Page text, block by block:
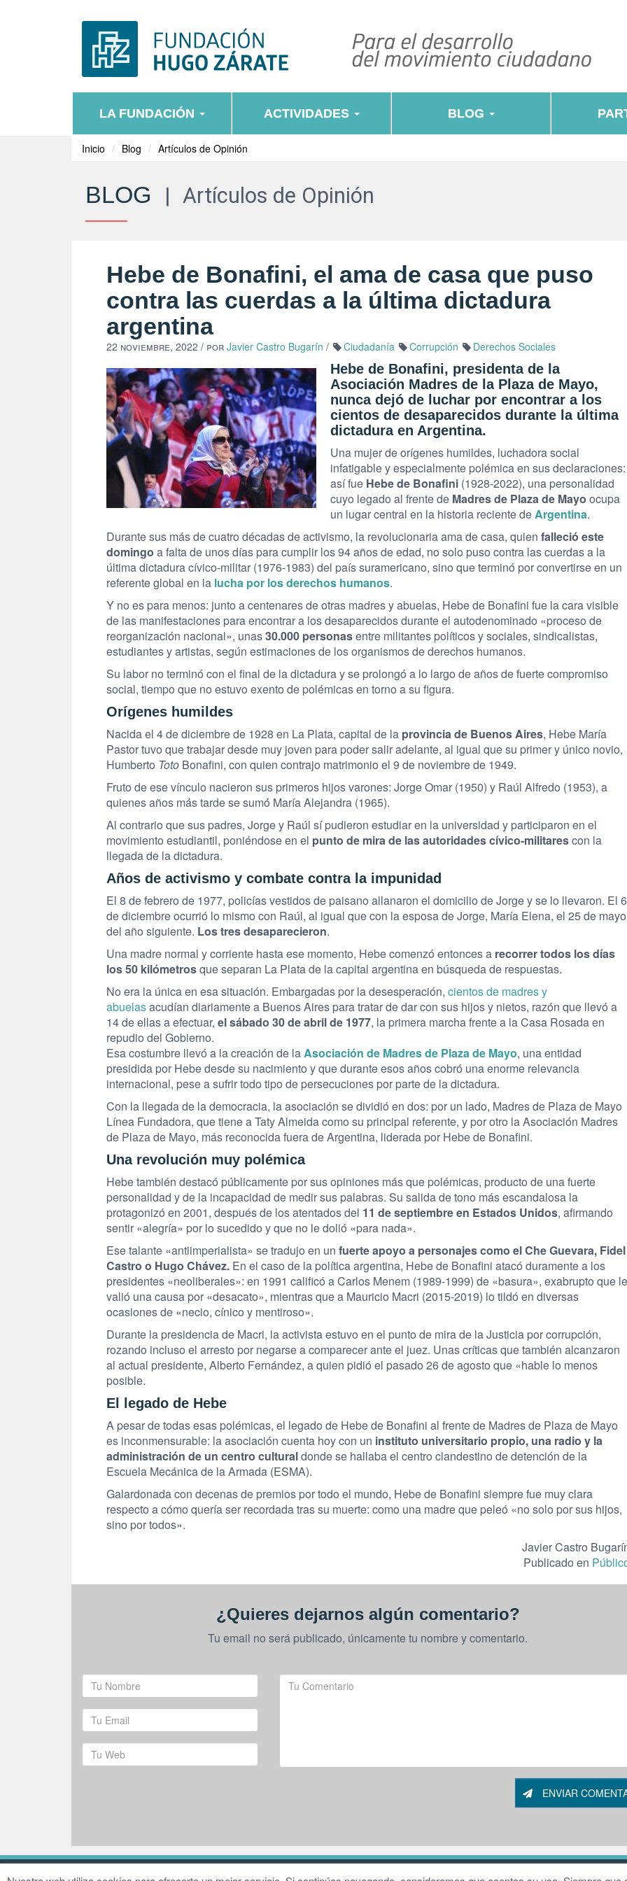
LA FUNDACIÓN ACTIVIDADES BLOG
Inicio Blog Artículos de Opinión
BLOG | Artículos de Opinión
Hebe de Bonafini, el ama de casa que puso
contra las cuerdas a la última dictadura
argentina
22 noviembre, 2022 / por Javier Castro Bugarín / Ciudadanía Corrupción Derechos Sociales
Hebe de Bonafini, presidenta de la
Asociación Madres de la Plaza de Mayo,
nunca dejó de luchar por encontrar a los
cientos de desaparecidos durante la última
dictadura en Argentina.
Una mujer de orígenes humildes, luchadora social
infatigable y especialmente polémica en sus declaraciones:
así fue Hebe de Bonafini (1928-2022), una personalidad
cuyo legado al frente de Madres de Plaza de Mayo ocupa
un lugar central en la historia reciente deArgentina.
Durante sus más de cuatro décadas de activismo, la revolucionaria ama de casa, quien falleció este
domingo a falta de unos días para cumplir los 94 años de edad, no solo puso contra las cuerdas a la
última dictadura cívico-militar (1976-1983) del país suramericano, sino que terminó por convertirse en un
referente global en la lucha por los derechos humanos.
Y no es para menos: junto a centenares de otras madres y abuelas, Hebe de Bonafini fue la cara visible
de las manifestaciones para encontrar a los desaparecidos durante el autodenominado «proceso de
reorganización nacional», unas30.000 personasentre militantes políticos y sociales, sindicalistas,
estudiantes y artistas, según estimaciones de los organismos de derechos humanos.
Su labor no terminó con el final de la dictadura y se prolongó a lo largo de años de fuerte compromiso
social, tiempo que no estuvo exento de polémicas en torno a su figura.
Orígenes humildes
Nacida el 4 de diciembre de 1928 en La Plata, capital de la provincia de Buenos Aires, Hebe María
Pastor tuvo que trabajar desde muy joven para poder salir adelante, al igual que su primer y único novio,
Humberto Toto Bonafini, con quien contrajo matrimonio el 9 de noviembre de 1949.
Fruto de ese vínculo nacieron sus primeros hijos varones: Jorge Omar (1950) y Raúl Alfredo (1953), a
quienes años más tarde se sumó María Alejandra (1965).
Al contrario que sus padres, Jorge y Raúl sí pudieron estudiar en la universidad y participaron en el
movimiento estudiantil, poniéndose en el punto de mira de las autoridades cívico-militarescon la
llegada de la dictadura.
Años de activismo y combate contra la impunidad
El 8 de febrero de 1977, policías vestidos de paisano allanaron el domicilio de Jorge y se lo llevaron. El 6
de diciembre ocurrió lo mismo con Raúl, al igual que con la esposa de Jorge, María Elena, el 25 de mayo
del año siguiente. Los tres desaparecieron.
Una madre normal y corriente hasta ese momento, Hebe comenzó entonces a recorrer todos los días
los 50 kilómetrosque separan La Plata de la capital argentina en búsqueda de respuestas.
No era la única en esa situación. Embargadas por la desesperación, cientos de madres y
abuelasacudían diariamente a Buenos Aires para tratar de dar con sus hijos y nietos, razón que llevó a
14 de ellas a efectuar, el sábado 30 de abril de 1977, la primera marcha frente a la Casa Rosada en
repudio del Gobierno.
Esa costumbre llevó a la creación de laAsociación de Madres de Plaza de Mayo, una entidad
presidida por Hebe desde su nacimiento y que durante esos años cobró una enorme relevancia
internacional, pese a sufrir todo tipo de persecuciones por parte de la dictadura.
Con la llegada de la democracia, la asociación se dividió en dos: por un lado, Madres de Plaza de Mayo
Línea Fundadora, que tiene a Taty Almeida como su principal referente, y por otro la Asociación Madres
de Plaza de Mayo, más reconocida fuera de Argentina, liderada por Hebe de Bonafini.
Una revolución muy polémica
Hebe también destacó públicamente por sus opiniones más que polémicas, producto de una fuerte
personalidad y de la incapacidad de medir sus palabras. Su salida de tono más escandalosa la
protagonizó en 2001, después de los atentados del 11 de septiembre en Estados Unidos, afirmando
sentir «alegría» por lo sucedido y que no le dolió «para nada».
Ese talante «antiimperialista» se tradujo en un fuerte apoyo a personajes como el Che Guevara, Fidel
Castro o Hugo Chávez. En el caso de la política argentina, Hebe de Bonafini atacó duramente a los
presidentes «neoliberales»: en 1991 calificó a Carlos Menem (1989-1999) de «basura», exabrupto que le
valió una causa por «desacato», mientras que a Mauricio Macri (2015-2019) lo tildó en diversas
ocasiones de «necio, cínico y mentiroso».
Durante la presidencia de Macri, la activista estuvo en el punto de mira de la Justicia por corrupción,
rozando incluso el arresto por negarse a comparecer ante el juez. Unas críticas que también alcanzaron
al actual presidente, Alberto Fernández, a quien pidió el pasado 26 de agosto que «hable lo menos
posible.
El legado de Hebe
A pesar de todas esas polémicas, el legado de Hebe de Bonafini al frente de Madres de Plaza de Mayo
es inconmensurable: la asociación cuenta hoy con un instituto universitario propio, una radio y la
administración de un centro culturaldonde se hallaba el centro clandestino de detención de la
Escuela Mecánica de la Armada (ESMA).
Galardonada con decenas de premios por todo el mundo, Hebe de Bonafini siempre fue muy clara
respecto a cómo quería ser recordada tras su muerte: como una madre que peleó «no solo por sus hijos,
sino por todos».
Javier Castro
Publicado en
¿Quieres dejarnos algún comentario?
Tu email no será publicado, únicamente tu nombre y comentario.
ENVIAR